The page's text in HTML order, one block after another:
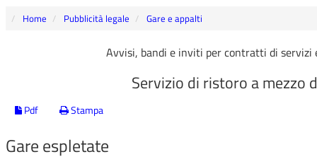
Home Pubblicità legale Gare e appalti
Avvisi, bandi e inviti per contratti di
Servizio di ristoro a
Pdf Stampa
Gare espletate